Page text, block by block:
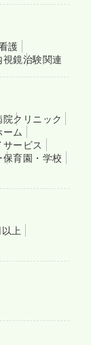
護
視鏡治験関連
院クリニック
ム
ービス
保育園・学校
上